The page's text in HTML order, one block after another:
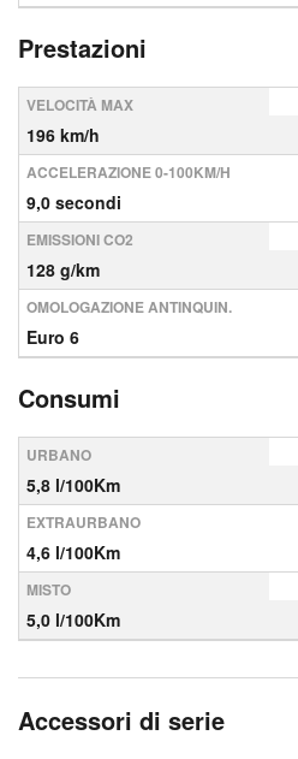
Prestazioni
VELOCITÀ MAX
196 km/h
ACCELERAZIONE 0-100KM/H
9,0 secondi
EMISSIONI CO2
128 g/km
OMOLOGAZIONE ANTINQUIN.
Euro 6
Consumi
URBANO
5,8 l/100Km
EXTRAURBANO
4,6 l/100Km
MISTO
5,0 l/100Km
Accessori di serie